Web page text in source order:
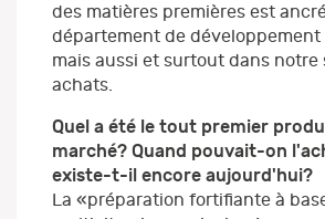
des matières premières est
département de développement
mais aussi et surtout dans notre
achats.
Quel a été le tout premier
marché? Quand pouvait-on
existe-t-il encore aujourd'hui?
La «préparation fortifiante à